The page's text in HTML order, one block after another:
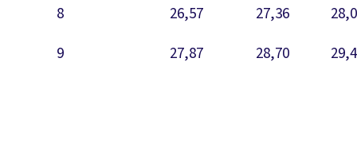
8
26,57 27,36
9
27,87 28,70